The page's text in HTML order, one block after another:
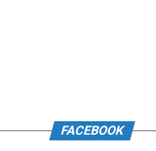
FACEBOOK